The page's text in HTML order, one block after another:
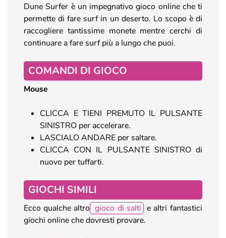
Dune Surfer è un impegnativo gioco online che ti
permette di fare surf in un deserto. Lo scopo è di
raccogliere tantissime monete mentre cerchi di
continuare a fare surf più a lungo che puoi.
COMANDI DI GIOCO
Mouse
CLICCA E TIENI PREMUTO IL PULSANTE
SINISTRO per accelerare.
LASCIALO ANDARE per saltare.
CLICCA CON IL PULSANTE SINISTRO di
nuovo per tuffarti.
GIOCHI SIMILI
Ecco qualche altro gioco di salti e altri fantastici
giochi online che dovresti provare.